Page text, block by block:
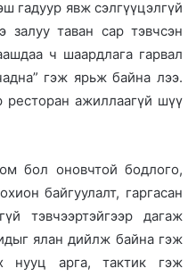
гадуур явж сэлгүүцэлгүй
таван сар тэвчсэн
ч шаардлага гарвал
гэж ярьж байна лээ.
ажиллаагүй шүү
бол оновчтой бодлого,
байгуулалт, гаргасан
тэвчээртэйгээр дагаж
ялан дийлж байна гэж
арга, тактик гэж